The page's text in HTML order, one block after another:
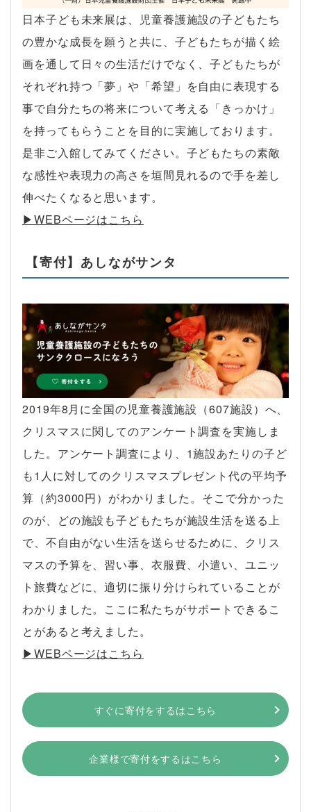
日本子ども未来展は、児童養護施設の子どもたち
の豊かな成長を願うと共に、子どもたちが描く絵
画を通して日々の生活だけでなく、子どもたちが
それぞれ持つ「夢」や「希望」を自由に表現する
事で自分たちの将来について考える「きっかけ」
を持ってもらうことを目的に実施しております。
是非ご入館してみてください。子どもたちの素敵
な感性や表現力の高さを垣間見れるので手を差し
伸べたくなると思います。
▶︎WEBページはこちら
【寄付】あしながサンタ
2019年8月に全国の児童養護施設（607施設）へ、
クリスマスに関してのアンケート調査を実施しま
した。アンケート調査により、1施設あたりの子ど
も1人に対してのクリスマスプレゼント代の平均予
算（約3000円）がわかりました。そこで分かった
のが、どの施設も子どもたちが施設生活を送る上
で、不自由がない生活を送らせるために、クリス
マスの予算を、習い事、衣服費、小遣い、ユニッ
ト旅費などに、適切に振り分けられていることが
わかりました。ここに私たちがサポートできるこ
とがあると考えました。
▶︎WEBページはこちら
すぐに寄付をするはこちら
企業様で寄付をするはこちら